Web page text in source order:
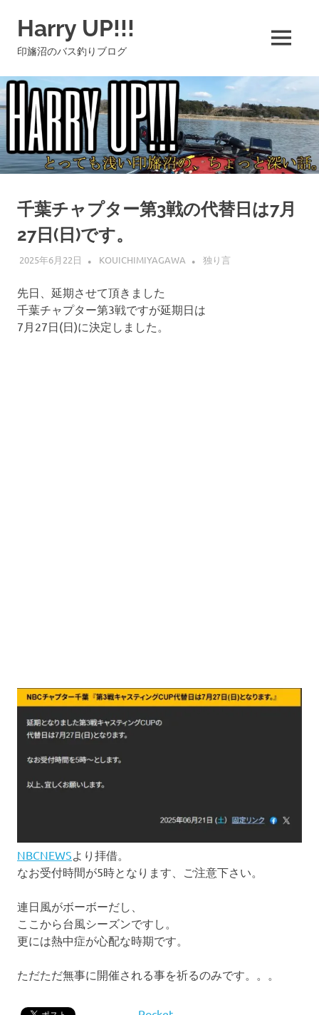
ツ
へ
ス
キ
ッ
プ
Harry UP!!!
印旛沼のバス釣りブログ MENU
千葉チャプター第3戦の代替日は7月
27日(日)です。
2025年6月22日 KOUICHIMIYAGAWA 独り言
先日、延期させて頂きました
千葉チャプター第3戦ですが延期日は
7月27日(日)に決定しました。
NBCNEWSより拝借。
なお受付時間が5時となります、ご注意下さい。
連日風がボーボーだし、
ここから台風シーズンですし。
更には熱中症が心配な時期です。
ただただ無事に開催される事を祈るのみです。。。